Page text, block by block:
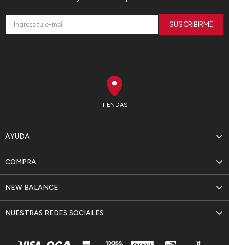
TIENDAS
AYUDA
NEW BALANCE
COMPRA
NUESTRAS REDES SOCIALES
SUSCRIBIRME